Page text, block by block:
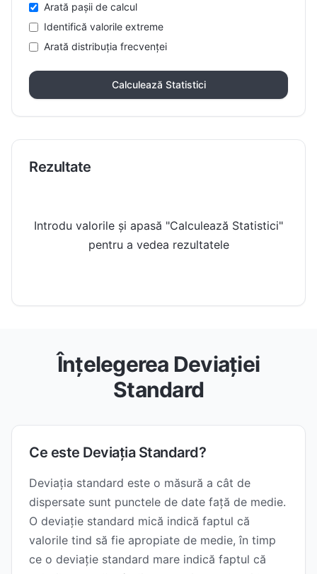
Arată pașii de calcul
Identifică valorile extreme
Arată distribuția frecvenței
Calculează Statistici
Rezultate
Introdu valorile și apasă "Calculează Statistici"
pentru a vedea rezultatele
Înțelegerea Deviației
Standard
Ce este Deviația Standard?
Deviația standard este o măsură a cât de
dispersate sunt punctele de date față de medie.
O deviație standard mică indică faptul că
valorile tind să fie apropiate de medie, în timp
ce o deviație standard mare indică faptul că